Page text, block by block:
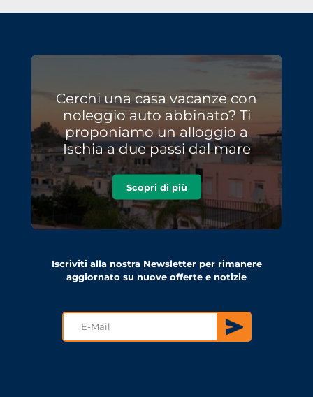
Cerchi una casa vacanze con
noleggio auto abbinato? Ti
proponiamo un alloggio a
Ischia a due passi dal mare
Scopri di più
Iscriviti alla nostra Newsletter per rimanere
aggiornato su nuove offerte e notizie